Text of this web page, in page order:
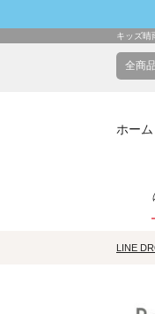
キッズ晴
ホーム
LINE